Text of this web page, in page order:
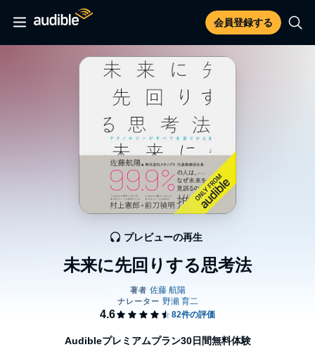
会員登録する
未来に先回りする思考法
プレビューの再生
Audibleプレミアムプラン30日間無料体験